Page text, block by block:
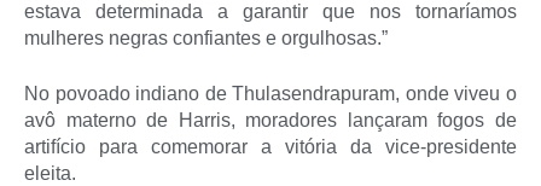
estava determinada a garantir que nos tornaríamos
mulheres negras confiantes e orgulhosas.”
No povoado indiano de Thulasendrapuram, onde viveu o
avô materno de Harris, moradores lançaram fogos de
artifício para comemorar a vitória da vice-presidente
eleita.